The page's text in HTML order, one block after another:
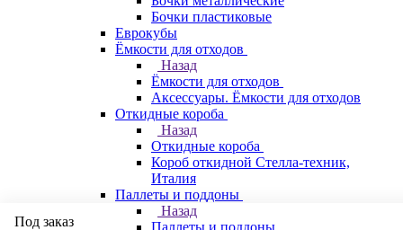
Бочки пластиковые
Еврокубы
Ёмкости для отходов
Назад
Ёмкости для отходов
Аксессуары. Ёмкости для отходов
Откидные короба
Назад
Откидные короба
Короб откидной Стелла-техник,
Италия
Паллеты и поддоны
Назад
Паллеты и поддоны
Под заказ